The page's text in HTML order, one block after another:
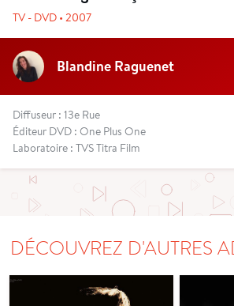
TV - DVD • 2007
Blandine Raguenet
Diffuseur : 13e Rue
Éditeur DVD : One Plus One
Laboratoire : TVS Titra Film
DÉCOUVREZ D'AUTRES